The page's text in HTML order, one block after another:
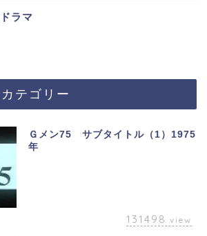
ラマ
テゴリー
Ｇメン75 サブタイトル（1）1975
年
131498 view